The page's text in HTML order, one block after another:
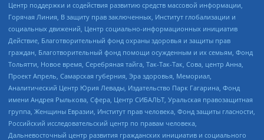
Центр поддержки и содействия развитию средств массовой информации,
Горячая Линия, В защиту прав заключенных, Институт глобализации и
социальных движений, Центр социально-информационных инициатив
Действие, Благотворительный фонд охраны здоровья и защиты прав
граждан, Благотворительный фонд помощи осужденным и их семьям, Фонд
Тольятти, Новое время, Серебряная тайга, Так-Так-Так, Сова, центр Анна,
Проект Апрель, Самарская губерния, Эра здоровья, Мемориал,
Аналитический Центр Юрия Левады, Издательство Парк Гагарина, Фонд
имени Андрея Рылькова, Сфера, Центр СИБАЛЬТ, Уральская правозащитная
группа, Женщины Евразии, Институт прав человека, Фонд защиты гласности,
Российский исследовательский центр по правам человека,
Дальневосточный центр развития гражданских инициатив и социального